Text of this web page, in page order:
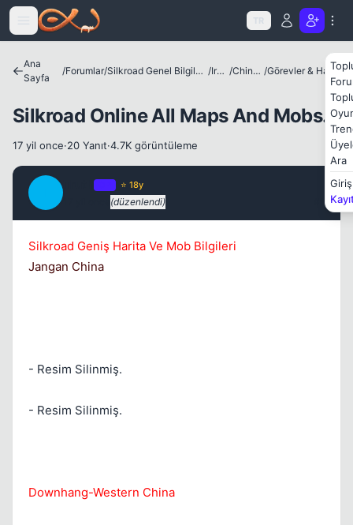
Icerige atla
TR
Ara
Giriş
Ana
Sayfa
/Forumlar/ Silkroad Genel Bilgiler ve Update Bilgileri / Irklar / Chinese / Görevler & Haritalar
Silkroad Online All Maps And Mobs.
17 yil once·20 Yanıt·4.7K görüntüleme
⭐ 18y
(düzenlendi)
Silkroad Geniş Harita Ve Mob Bilgileri
Jangan China
- Resim Silinmiş.
- Resim Silinmiş.
Downhang-Western China
Kapat